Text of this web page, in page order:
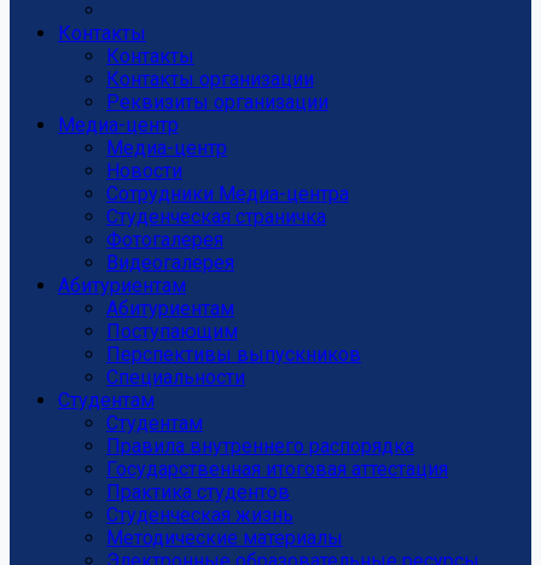
Контакты
Контакты
Контакты организации
Реквизиты организации
Медиа-центр
Медиа-центр
Новости
Сотрудники Медиа-центра
Студенческая страничка
Фотогалерея
Видеогалерея
Абитуриентам
Абитуриентам
Поступающим
Перспективы выпускников
Специальности
Студентам
Студентам
Правила внутреннего распорядка
Государственная итоговая аттестация
Практика студентов
Студенческая жизнь
Методические материалы